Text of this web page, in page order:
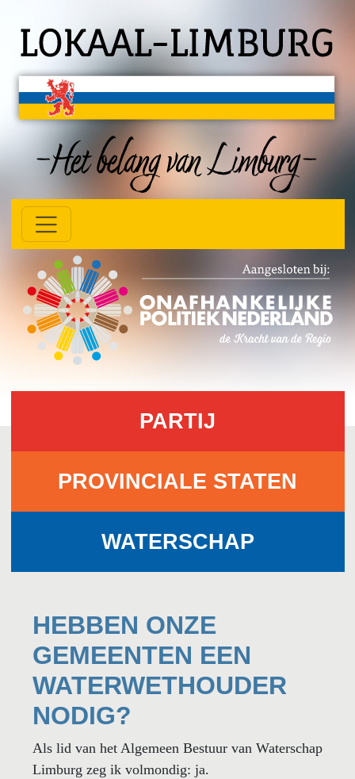
PARTIJ
PROVINCIALE STATEN
WATERSCHAP
HEBBEN ONZE
GEMEENTEN EEN
WATERWETHOUDER
NODIG?
Als lid van het Algemeen Bestuur van Waterschap
Limburg zeg ik volmondig: ja.